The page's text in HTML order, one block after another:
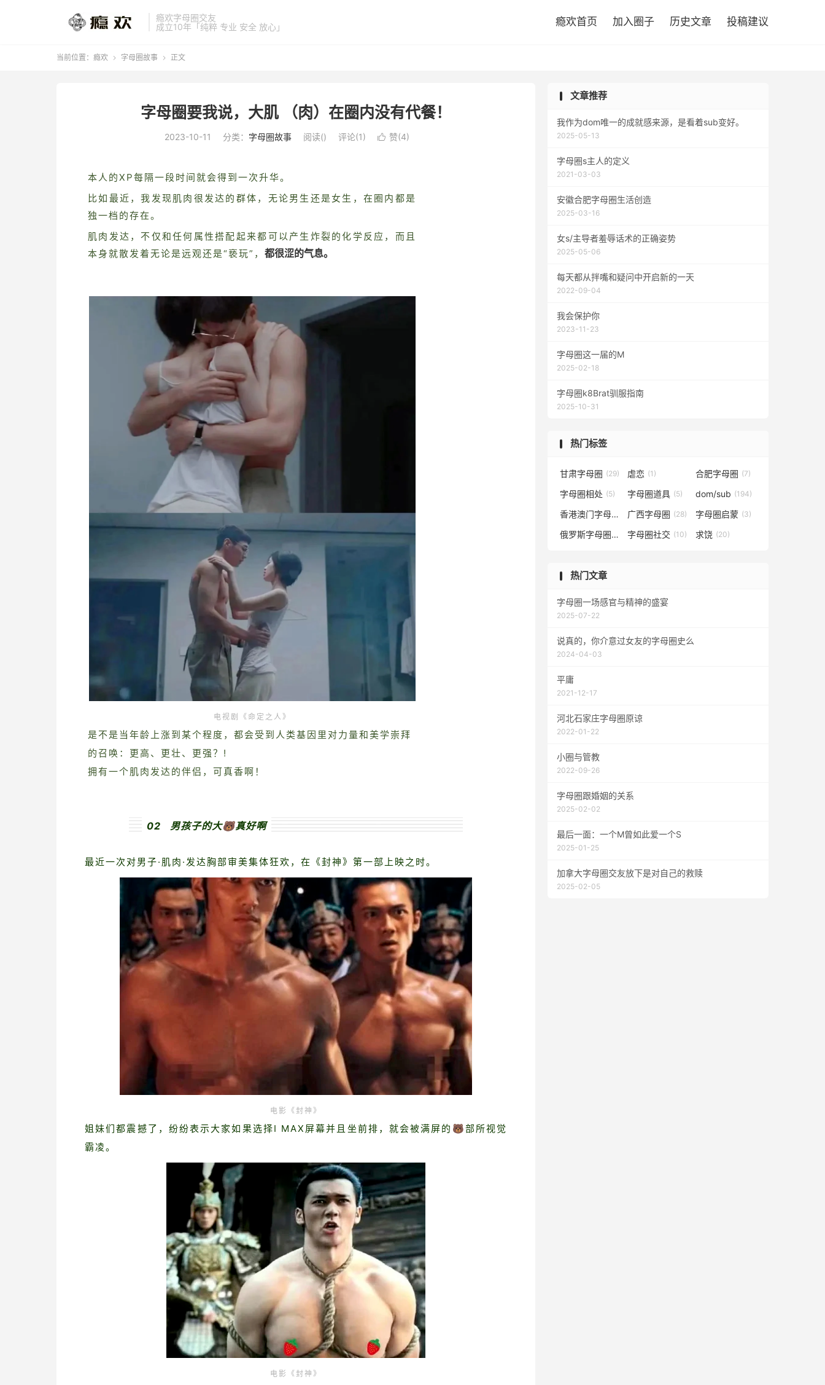
瘾欢字母圈交友
成立10年「纯粹 专业 安全 放心」
瘾欢首页 加入圈子 历史文章 投稿建议
当前位置： 瘾欢  字母圈故事  正文
字母圈要我说，大肌 （肉）在圈内没有代餐！
2023-10-11 分类： 字母圈故事 阅读() 评论(1)  赞(4)
本人的XP每隔一段时间就会得到一次升华。
比如最近，我发现肌肉很发达的群体，无论男生还是女生，在圈内都是
独一档的存在。
肌肉发达，不仅和任何属性搭配起来都可以产生炸裂的化学反应，而且
本身就散发着无论是远观还是“亵玩”， 都很涩的气息。
电视剧《命定之人》
是不是当年龄上涨到某个程度，都会受到人类基因里对力量和美学崇拜
的召唤：更高、更壮、更强？!
拥有一个肌肉发达的伴侣，可真香啊！
02 男孩子的大🐻真好啊
最近一次对男子·肌肉·发达胸部审美集体狂欢，在《封神》第一部上映之时。
电影《封神》
姐妹们都震撼了，纷纷表示大家如果选择I MAX屏幕并且坐前排，就会被满屏的🐻部所视觉
霸凌。
电影《封神》
文章推荐
我作为dom唯一的成就感来源，是看着sub变好。
2025-05-13
字母圈s主人的定义
2021-03-03
安徽合肥字母圈生活创造
2025-03-16
女s/主导者羞辱话术的正确姿势
2025-05-06
每天都从拌嘴和疑问中开启新的一天
2022-09-04
我会保护你
2023-11-23
字母圈这一届的M
2025-02-18
字母圈k8Brat驯服指南
2025-10-31
热门标签
甘肃字母圈 (29) 虐恋 (1) 合肥字母圈 (7)
字母圈相处 (5) 字母圈道具 (5) dom/sub (194)
香港澳门字母圈 (5)
广西字母圈 (28) 字母圈启蒙 (3)
俄罗斯字母圈(4) 字母圈社交 (10) 求饶 (20)
热门文章
字母圈一场感官与精神的盛宴
2025-07-22
说真的，你介意过女友的字母圈史么
2024-04-03
平庸
2021-12-17
河北石家庄字母圈原谅
2022-01-22
小圈与管教
2022-09-26
字母圈跟婚姻的关系
2025-02-02
最后一面：一个M曾如此爱一个S
2025-01-25
加拿大字母圈交友放下是对自己的救赎
2025-02-05